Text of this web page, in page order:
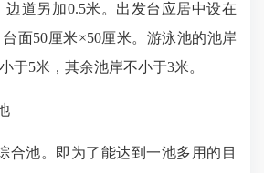
边道另加0.5米。出发台应居中设在
面50厘米×50厘米。游泳池的池岸
于5米，其余池岸不小于3米。
池。即为了能达到一池多用的目